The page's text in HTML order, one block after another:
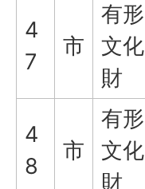
4
7
市
有形
文化
財
4
8
市
有形
文化
財